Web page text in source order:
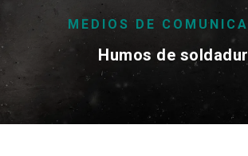
MEDIOS DE
Humos de